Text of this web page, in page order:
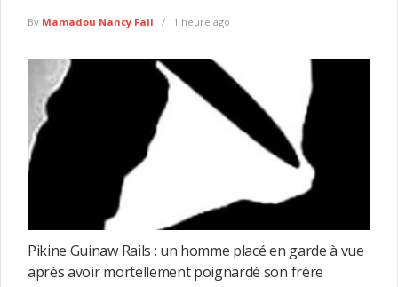
By Mamadou Nancy Fall 1 heure ago
Pikine Guinaw Rails : un homme placé en garde à vue
après avoir mortellement poignardé son frère